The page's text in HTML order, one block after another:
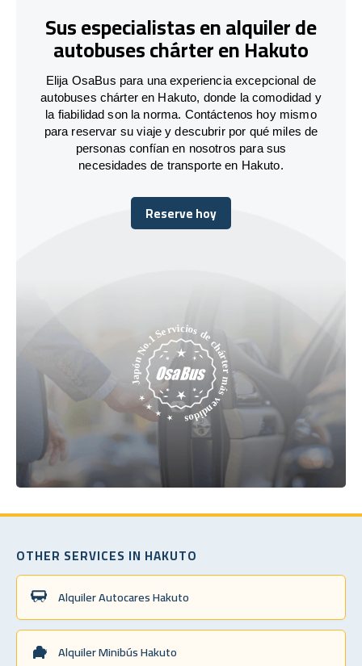
Sus especialistas en alquiler de
autobuses chárter en Hakuto
Elija OsaBus para una experiencia excepcional de
autobuses chárter en Hakuto, donde la comodidad y
la fiabilidad son la norma. Contáctenos hoy mismo
para reservar su viaje y descubrir por qué miles de
personas confían en nosotros para sus
necesidades de transporte en Hakuto.
Reserve hoy
Reserve hoy
OTHER SERVICES IN HAKUTO
Alquiler Autocares Hakuto
Alquiler Minibús Hakuto